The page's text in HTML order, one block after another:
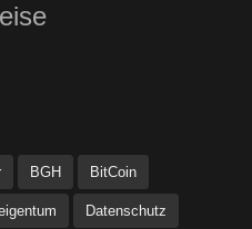
BGH BitCoin
Datenschutz